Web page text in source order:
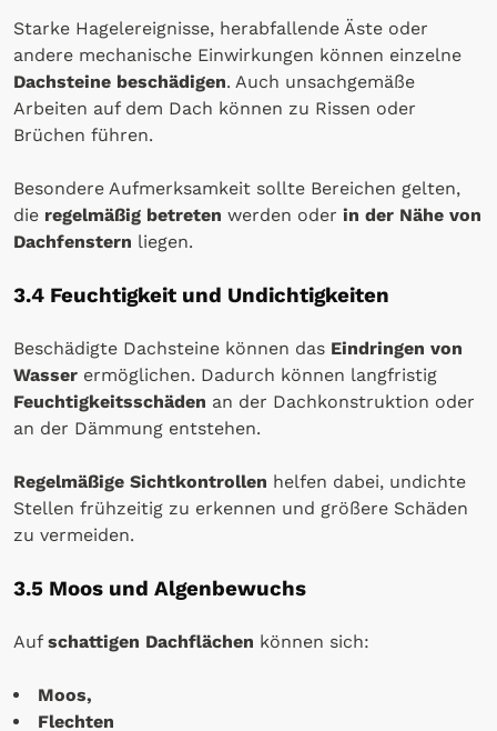
Starke Hagelereignisse, herabfallende Äste oder
andere mechanische Einwirkungen können einzelne
Dachsteine beschädigen. Auch unsachgemäße
Arbeiten auf dem Dach können zu Rissen oder
Brüchen führen.
Besondere Aufmerksamkeit sollte Bereichen gelten,
die regelmäßig betreten werden oder in der Nähe von
Dachfenstern liegen.
3.4 Feuchtigkeit und Undichtigkeiten
Beschädigte Dachsteine können das Eindringen von
Wasser ermöglichen. Dadurch können langfristig
Feuchtigkeitsschäden an der Dachkonstruktion oder
an der Dämmung entstehen.
Regelmäßige Sichtkontrollen helfen dabei, undichte
Stellen frühzeitig zu erkennen und größere Schäden
zu vermeiden.
3.5 Moos und Algenbewuchs
Auf schattigen Dachflächen können sich:
Moos,
Flechten